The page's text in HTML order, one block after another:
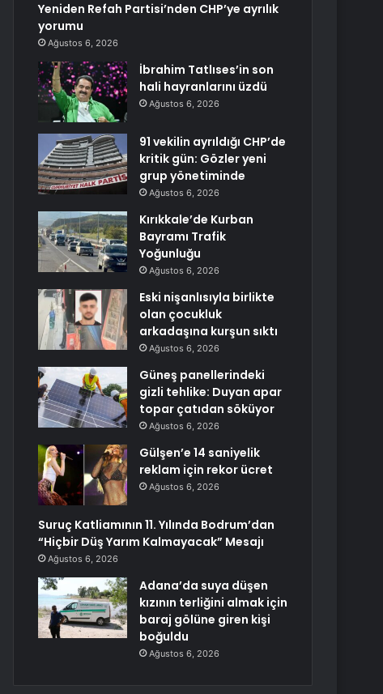
Yeniden Refah Partisi’nden CHP’ye ayrılık
yorumu
Ağustos 6, 2026
İbrahim Tatlıses’in son
hali hayranlarını üzdü
Ağustos 6, 2026
91 vekilin ayrıldığı CHP’de
kritik gün: Gözler yeni
grup yönetiminde
Ağustos 6, 2026
Kırıkkale’de Kurban
Bayramı Trafik
Yoğunluğu
Ağustos 6, 2026
Eski nişanlısıyla birlikte
olan çocukluk
arkadaşına kurşun sıktı
Ağustos 6, 2026
Güneş panellerindeki
gizli tehlike: Duyan apar
topar çatıdan söküyor
Ağustos 6, 2026
Gülşen’e 14 saniyelik
reklam için rekor ücret
Ağustos 6, 2026
Suruç Katliamının 11. Yılında Bodrum’dan
“Hiçbir Düş Yarım Kalmayacak” Mesajı
Ağustos 6, 2026
Adana’da suya düşen
kızının terliğini almak için
baraj gölüne giren kişi
boğuldu
Ağustos 6, 2026